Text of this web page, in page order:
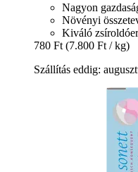
Nagyon
Növényi
Kiváló
780 Ft (7.800 Ft / kg)
Szállítás eddig: